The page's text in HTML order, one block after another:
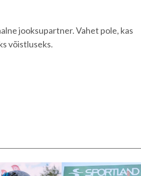
jooksupartner. Vahet pole, kas
võistluseks.